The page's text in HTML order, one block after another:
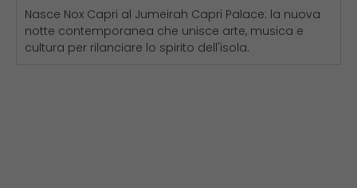
Nasce Nox Capri al Jumeirah Capri Palace: la nuova
notte contemporanea che unisce arte, musica e
cultura per rilanciare lo spirito dell'isola.